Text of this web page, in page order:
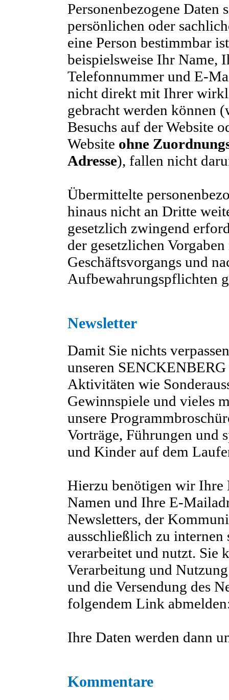
Personenbezogene Daten
persönlichen oder
eine Person bestimmbar
beispielsweise Ihr Name,
Telefonnummer und E-
nicht direkt mit Ihrer
gebracht werden können
Besuchs auf der Website
Website ohne
Adresse), fallen nicht
Übermittelte
hinaus nicht an Dritte
gesetzlich zwingend
der gesetzlichen
Geschäftsvorgangs und
Aufbewahrungspflichten
Newsletter
Damit Sie nichts
unseren
Aktivitäten wie
Gewinnspiele und vieles
unsere
Vorträge, Führungen und
und Kinder auf dem
Hierzu benötigen wir Ihre
Namen und Ihre E-
Newsletters, der
ausschließlich zu internen
verarbeitet und nutzt. Sie
Verarbeitung und
und die Versendung des
folgendem Link
Ihre Daten werden dann
Kommentare